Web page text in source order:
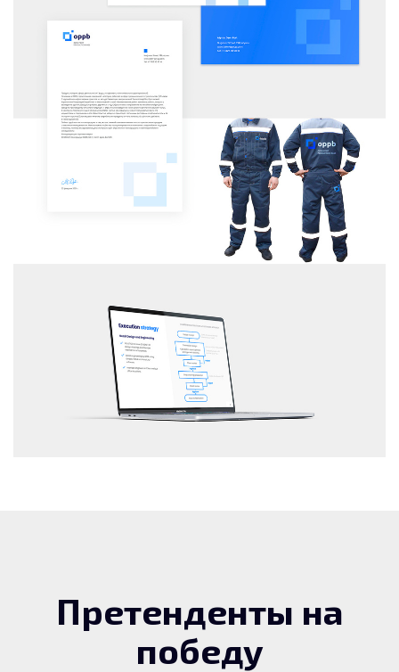
Претенденты на
победу